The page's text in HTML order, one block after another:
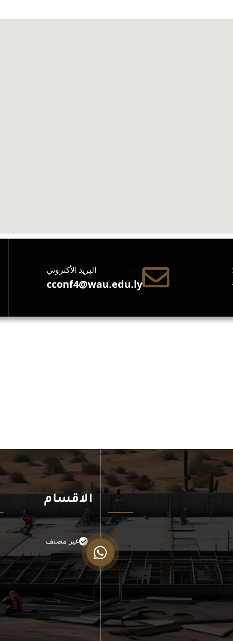
البريد الأكتروني
cconf4@wau.edu.ly
الاقسام
غير مصنف